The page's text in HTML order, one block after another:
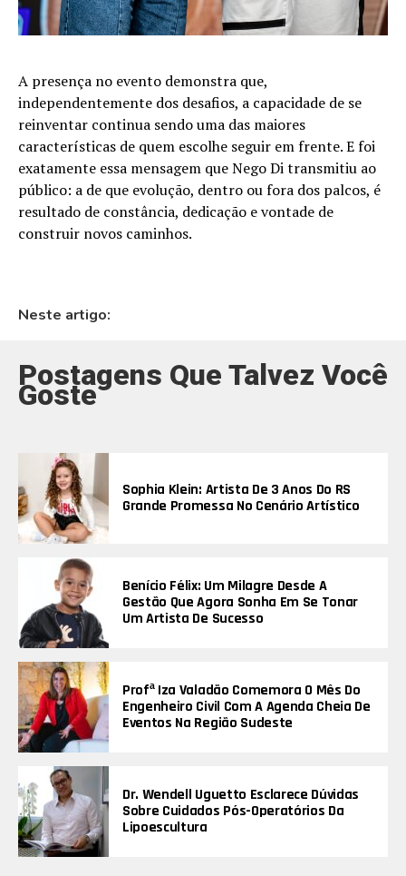
A presença no evento demonstra que,
independentemente dos desafios, a capacidade de se
reinventar continua sendo uma das maiores
características de quem escolhe seguir em frente. E foi
exatamente essa mensagem que Nego Di transmitiu ao
público: a de que evolução, dentro ou fora dos palcos, é
resultado de constância, dedicação e vontade de
construir novos caminhos.
Neste artigo:
Postagens Que Talvez Você
Goste
Sophia Klein: Artista De 3 Anos Do RS
Grande Promessa No Cenário Artístico
Benício Félix: Um Milagre Desde A
Gestão Que Agora Sonha Em Se Tonar
Um Artista De Sucesso
Profª Iza Valadão Comemora O Mês Do
Engenheiro Civil Com A Agenda Cheia De
Eventos Na Região Sudeste
Dr. Wendell Uguetto Esclarece Dúvidas
Sobre Cuidados Pós-Operatórios Da
Lipoescultura